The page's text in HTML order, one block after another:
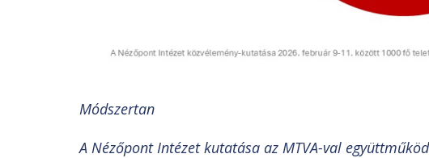
Módszertan
A Nézőpont Intézet kutatása az MTVA-val